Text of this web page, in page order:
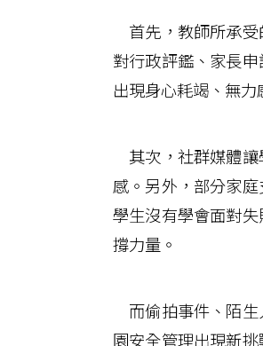
首先，教師所承受
對行政評鑑、家長
出現身心耗竭、無
其次，社群媒體讓
感。另外，部分家
學生沒有學會面對
撐力量。
而偷拍事件、陌生
園安全管理出現新